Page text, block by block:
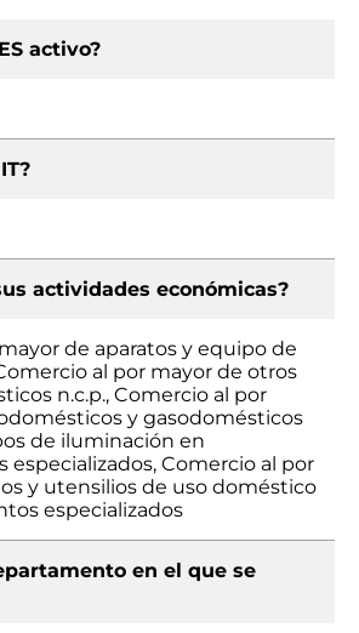
activo?
actividades económicas?
de aparatos y equipo de
al por mayor de otros
n.c.p., Comercio al por
y gasodomésticos
de iluminación en
Comercio al por
y utensilios de uso doméstico
especializados
en el que se